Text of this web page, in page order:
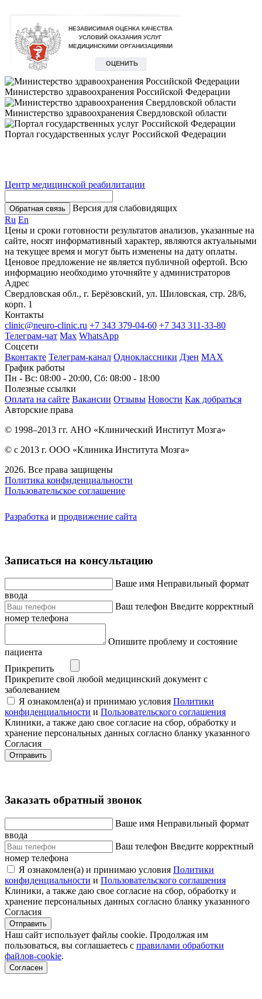
Министерство здравоохранения Российской Федерации
Министерство здравоохранения Свердловской области
Портал государственных услуг Российской Федерации
Центр медицинской реабилитации
Обратная связь
Версия для слабовидящих
Ru En
Цены и сроки готовности результатов анализов, указанные на
сайте, носят информативный характер, являются актуальными
на текущее время и могут быть изменены на дату оплаты.
Ценовое предложение не является публичной офертой. Всю
информацию необходимо уточняйте у администраторов
Адрес
Свердловская обл., г. Берёзовский, ул. Шиловская, стр. 28/6,
корп. 1
Контакты
clinic@neuro-clinic.ru +7 343 379-04-60 +7 343 311-33-80
Телеграм-чат Max WhatsApp
Соцсети
Вконтакте Телеграм-канал Одноклассники Дзен МАХ
График работы
Пн - Вс: 08:00 - 20:00, Сб: 08:00 - 18:00
Полезные ссылки
Оплата на сайте Вакансии Отзывы Новости Как добраться
Авторские права
© 1998–2013 гг. АНО «Клинический Институт Мозга»
© с 2013 г. ООО «Клиника Института Мозга»
2026. Все права защищены
Политика конфиденциальности
Пользовательское соглашение
Разработка и продвижение сайта
Записаться на консультацию
Ваше имя Неправильный формат
ввода
Ваш телефон Введите корректный
номер телефона
Опишите проблему и состояние
пациента
Прикрепить
Прикрепите свой любой медицинский документ с
заболеванием
Я ознакомлен(а) и принимаю условия Политики
конфиденциальности и Пользовательского соглашения
Клиники, а также даю свое согласие на сбор, обработку и
хранение персональных данных согласно бланку указанного
Согласия
Отправить
Заказать обратный звонок
Ваше имя Неправильный формат
ввода
Ваш телефон Введите корректный
номер телефона
Я ознакомлен(а) и принимаю условия Политики
конфиденциальности и Пользовательского соглашения
Клиники, а также даю свое согласие на сбор, обработку и
хранение персональных данных согласно бланку указанного
Согласия
Отправить
Наш сайт использует файлы cookie. Продолжая им
пользоваться, вы соглашаетесь c правилами обработки
файлов-cookie.
Согласен